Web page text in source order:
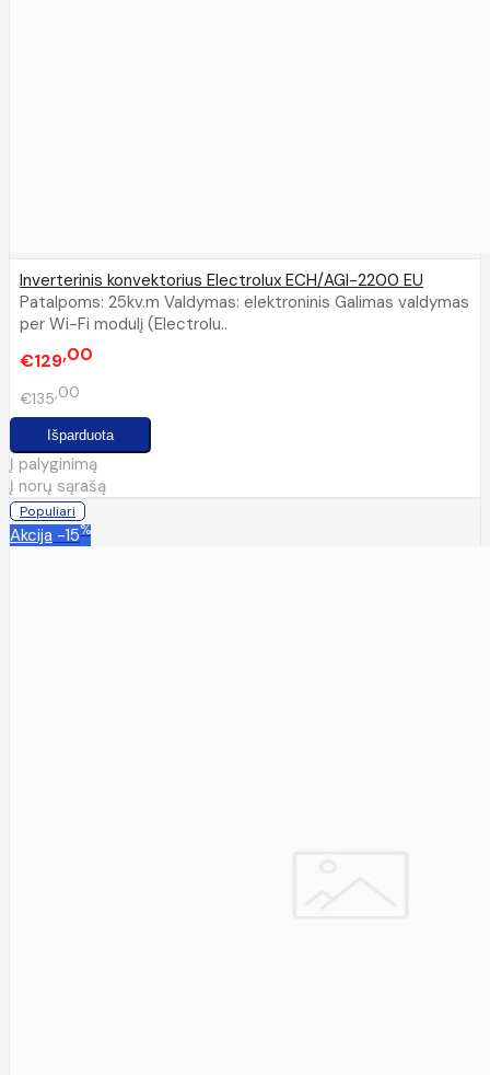
Inverterinis konvektorius Electrolux ECH/AGI-2200 EU
Patalpoms: 25kv.m Valdymas: elektroninis Galimas valdymas
per Wi-Fi modulį (Electrolu..
€129 00
€135 00
Į palyginimą
Į norų sąrašą
Populiari
Akcija -15%